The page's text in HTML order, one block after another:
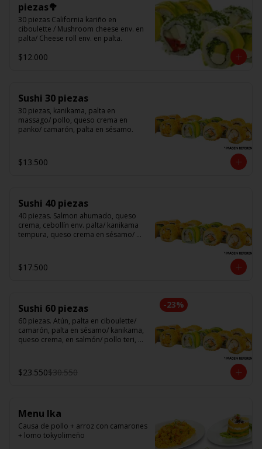
piezas🥦
30 piezas California kariño en
ciboulette / Mushroom cheese env. en
palta/ Cheese roll env. en palta.
$12.000
Sushi 30 piezas
30 piezas, kanikama, palta en
massago/ pollo, queso crema en
panko/ camarón, palta en sésamo.
$13.500
Sushi 40 piezas
40 piezas. Salmon ahumado, queso
crema, cebollín env. palta/ kanikama
tempura, queso crema en sésamo/
$17.500
-23%
Sushi 60 piezas
60 piezas. Atún, palta en ciboulette/
camarón, palta en sésamo/ kanikama,
queso crema, en salmón/ pollo teri,
panko/ camarón, queso crema, en
panko.
$23.550$30.550
Menu Ika
Causa de pollo + arroz con camarones
+ lomo tokyolimeño